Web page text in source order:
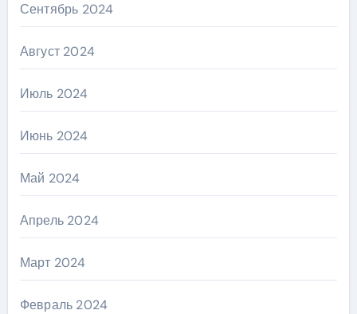
Сентябрь 2024
Август 2024
Июль 2024
Июнь 2024
Май 2024
Апрель 2024
Март 2024
Февраль 2024